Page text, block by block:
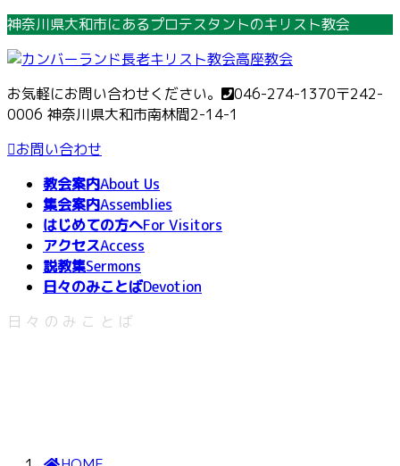
コ
テ
ン
ツ
へ
ス
ナ
ゲ
ー
シ
ョ
ン
神奈川県大和市にあるプロテスタントのキリスト教会
お気軽にお問い合わせください。 046-274-1370〒242-
0006 神奈川県大和市南林間2-14-1
お問い合わせ
教会案内About Us
集会案内Assemblies
はじめての方へFor Visitors
アクセスAccess
説教集Sermons
日々のみことばDevotion
日々のみことば